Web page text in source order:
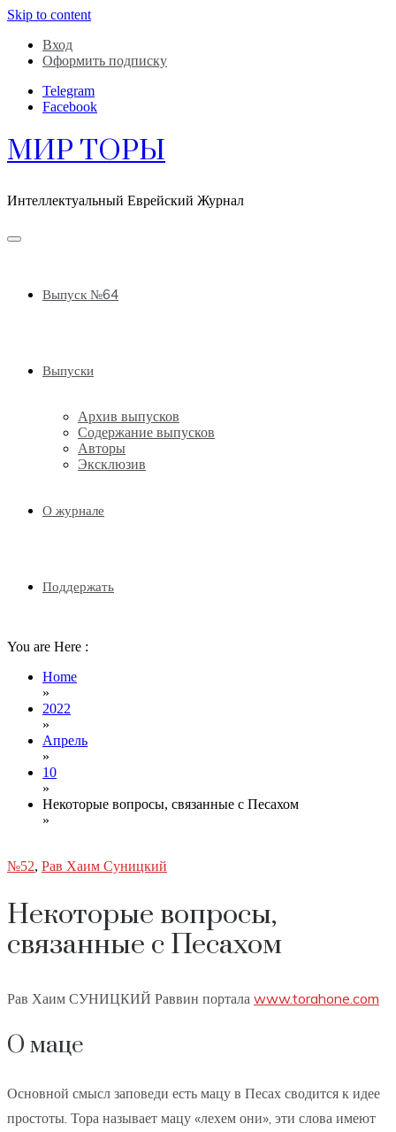
Skip to content
Вход
Оформить подписку
Telegram
Facebook
МИР ТОРЫ
Интеллектуальный Еврейский Журнал
Выпуск №64
Выпуски
Архив выпусков
Содержание выпусков
Авторы
Эксклюзив
О журнале
Поддержать
You are Here :
Home
»
2022
»
Апрель
»
10
»
Некоторые вопросы, связанные с Песахом
»
№52, Рав Хаим Суницкий
Некоторые вопросы,
связанные с Песахом
Рав Хаим СУНИЦКИЙ Раввин портала www.torahone.com
О маце
Основной смысл заповеди есть мацу в Песах сводится к идее
простоты. Тора называет мацу «лехем они», эти слова имеют